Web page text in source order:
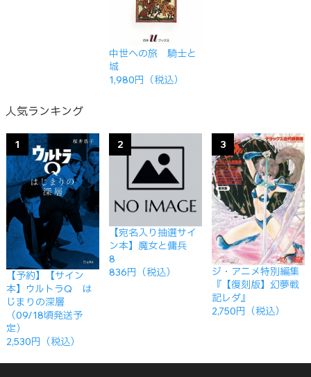
中世への旅 騎士と
城
1,980円（税込）
人気ランキング
1
【予約】【サイン
本】ウルトラQ は
じまりの深層
（09/18頃発送予
定）
2,530円（税込）
2
【宛名入り抽選サイ
ン本】魔女と傭兵
8
836円（税込）
3
ジ・アニメ特別編集
『【復刻版】幻夢戦
記レダ』
2,750円（税込）